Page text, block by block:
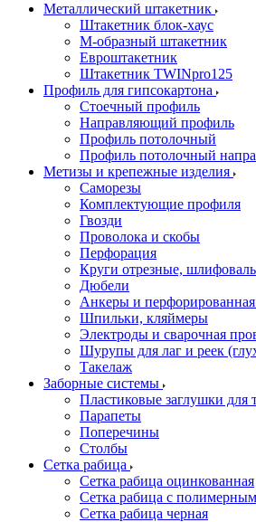
Металлический штакетник
Штакетник блок-хаус
М-образный штакетник
Евроштакетник
Штакетник TWINpro125
Профиль для гипсокартона
Стоечный профиль
Направляющий профиль
Профиль потолочный
Профиль потолочный
Метизы и крепежные изделия
Саморезы
Комплектующие профиля
Гвозди
Проволока и скобы
Перфорация
Круги отрезные,
Дюбели
Анкеры и перфорированная
Шпильки, кляймеры
Электроды и сварочная
Шурупы для лаг и реек
Такелаж
Заборные системы
Пластиковые заглушки для
Парапеты
Поперечины
Столбы
Сетка рабица
Сетка рабица оцинкованная
Сетка рабица с
Сетка рабица черная